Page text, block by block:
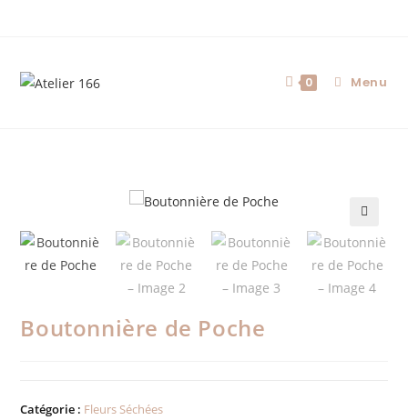
0 Menu
🔍
Boutonnière de Poche
Catégorie : Fleurs Séchées